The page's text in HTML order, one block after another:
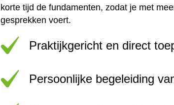
korte tijd de fundamenten, zodat je met
gesprekken voert.
Praktijkgericht en direct
Persoonlijke begeleiding